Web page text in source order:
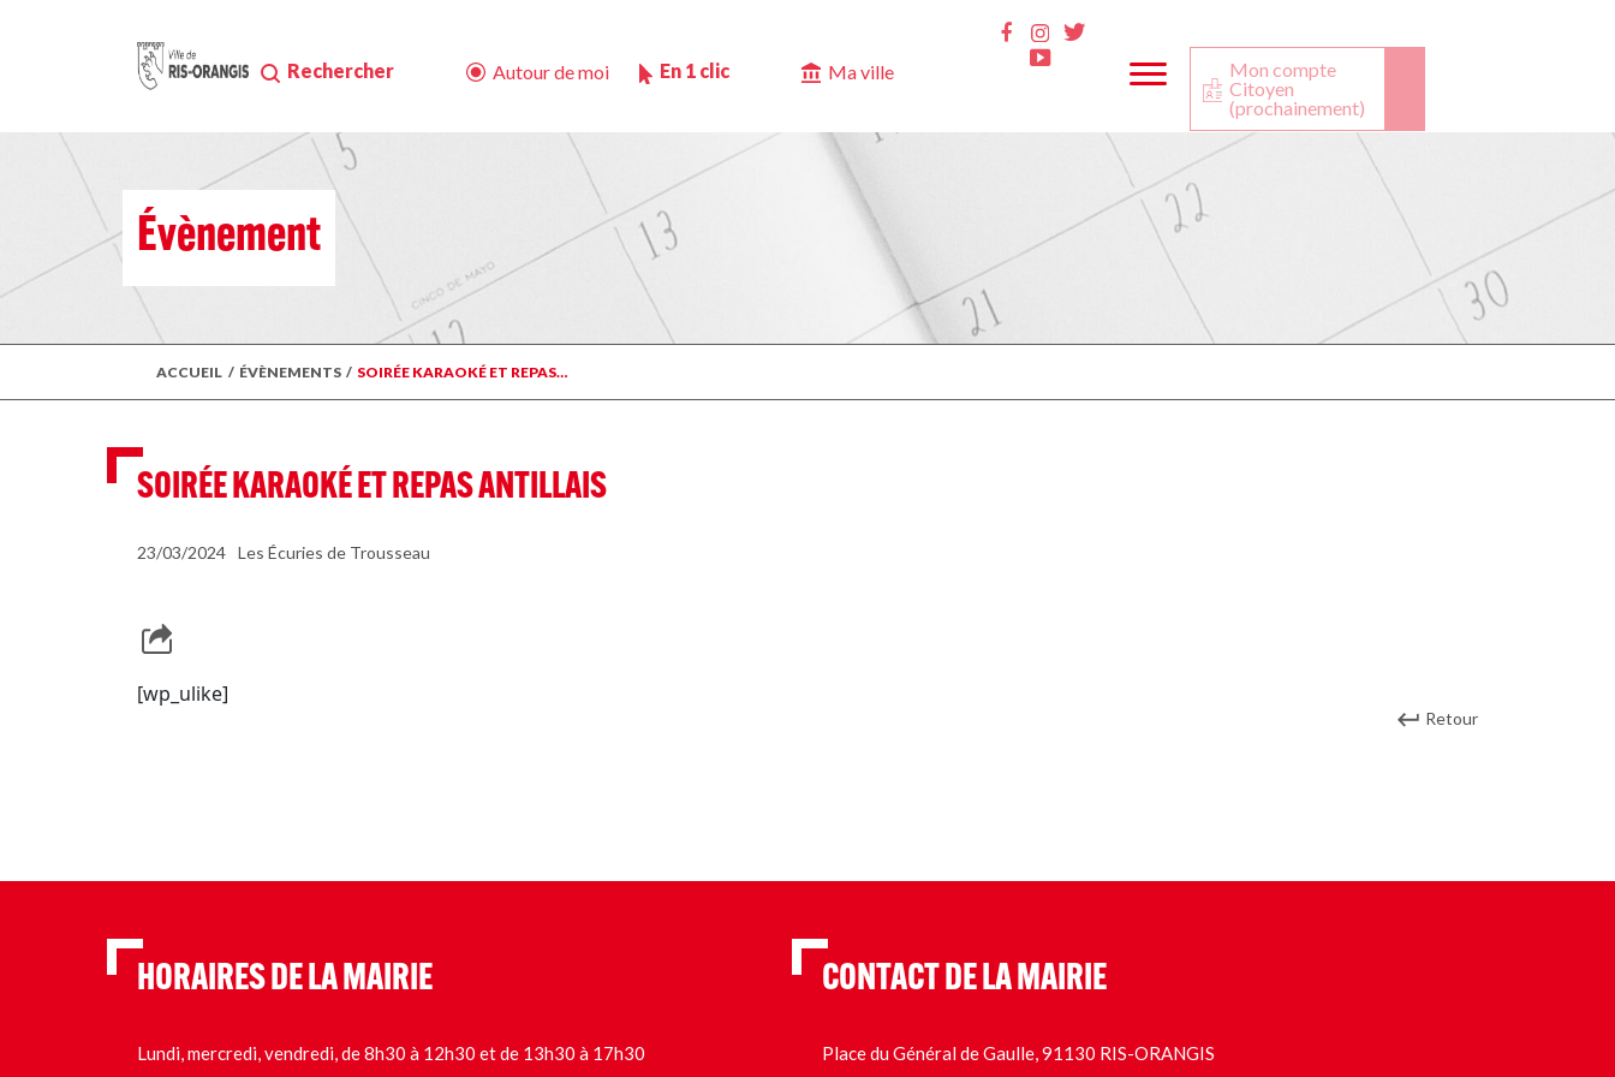
Rechercher Autour de moi En 1 clic Ma ville
Facebook
InstaTwitter
Youtube
Mon compte
Citoyen
(prochainement)
Évènement
ACCUEIL / ÉVÈNEMENTS / SOIRÉE KARAOKÉ ET REPAS…
SOIRÉE KARAOKÉ ET REPAS ANTILLAIS
23/03/2024 Les Écuries de Trousseau
[wp_ulike]
Retour
HORAIRES DE LA MAIRIE
Lundi, mercredi, vendredi, de 8h30 à 12h30 et de 13h30 à 17h30
CONTACT DE LA MAIRIE
Place du Général de Gaulle, 91130 RIS-ORANGIS